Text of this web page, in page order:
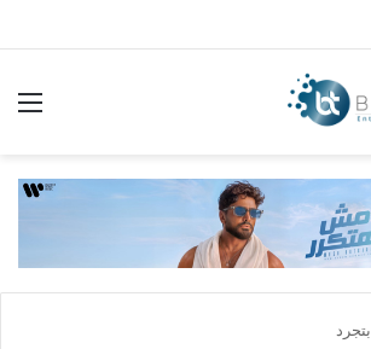
بتجرد